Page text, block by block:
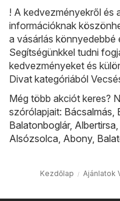
! A kedvezményekről és
információknak
a vásárlás könnyedebbé
Segítségünkkel tudni
kedvezményeket és
Divat kategóriából
Még több akciót keres?
szórólapjait: Bácsalmás,
Balatonboglár, Albertirsa,
Alsózsolca, Abony,
Kezdőlap Ajánlatok